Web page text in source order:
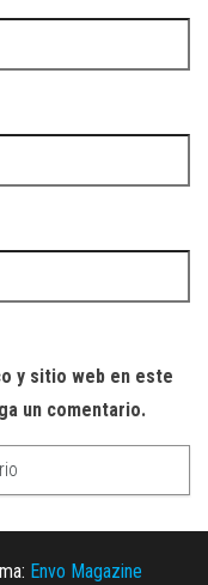
y sitio web en este
un comentario.
Envo Magazine